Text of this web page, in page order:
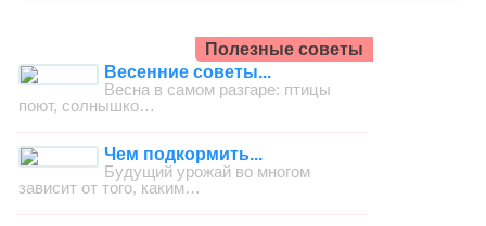
Полезные советы
Весенние советы...
Весна в самом разгаре: птицы
поют, солнышко…
Чем подкормить...
Будущий урожай во многом
зависит от того, каким…